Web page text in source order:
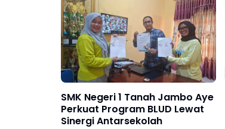
SMK Negeri 1 Tanah Jambo Aye
Perkuat Program BLUD Lewat
Sinergi Antarsekolah